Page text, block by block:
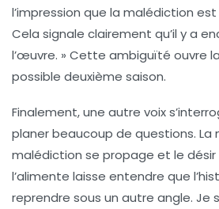
l’impression que la malédiction
Cela signale clairement qu’il y a
l’œuvre. » Cette ambiguïté ouvre
possible deuxième saison.
Finalement, une autre voix
planer beaucoup de questions. La
malédiction se propage et le désir
l’alimente laisse entendre que
reprendre sous un autre angle. Je